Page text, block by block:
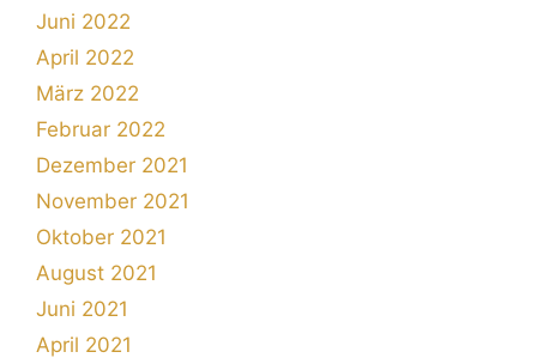
Juni 2022
April 2022
März 2022
Februar 2022
Dezember 2021
November 2021
Oktober 2021
August 2021
Juni 2021
April 2021